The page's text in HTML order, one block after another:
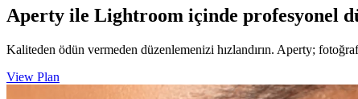
Aperty ile Lightroom içinde profesyonel
Kaliteden ödün vermeden düzenlemenizi hızlandırın. Aperty;
View Plan